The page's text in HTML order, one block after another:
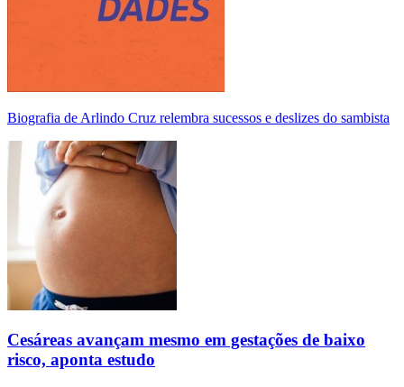
Biografia de Arlindo Cruz relembra sucessos e deslizes do sambista
Cesáreas avançam mesmo em gestações de baixo
risco, aponta estudo